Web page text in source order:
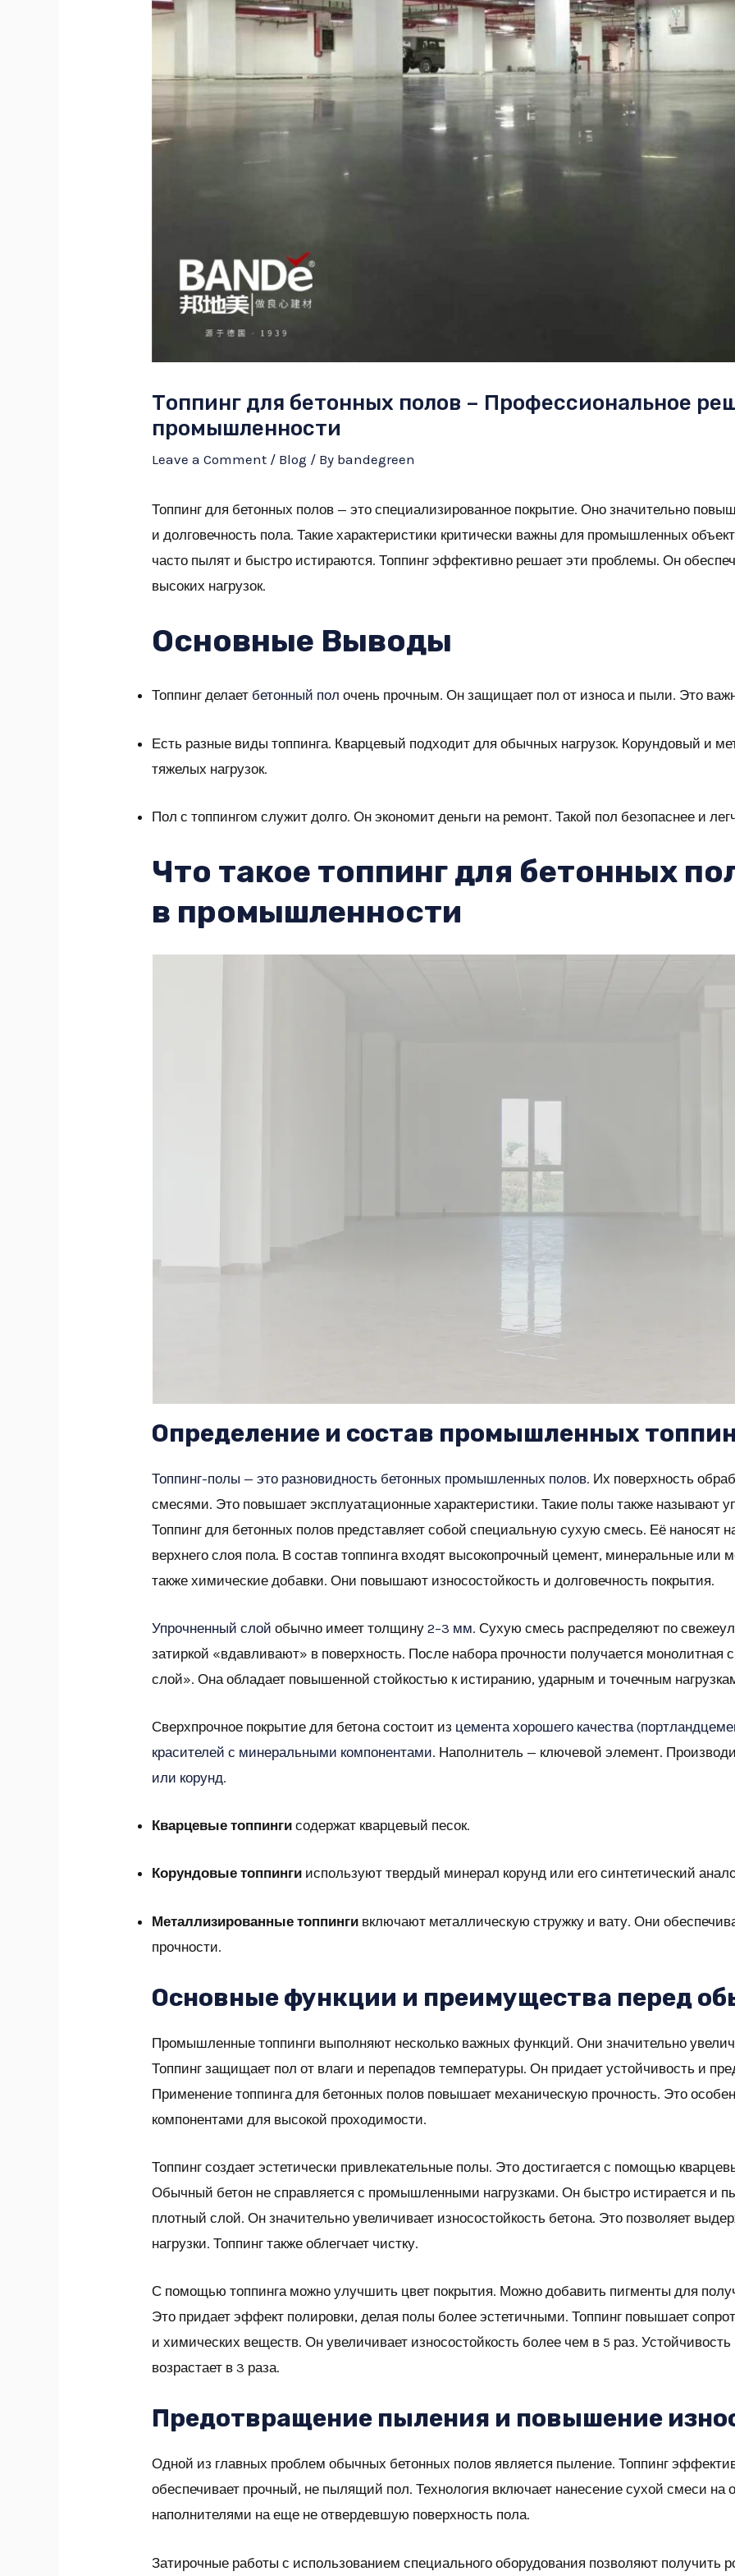
Топпинг для бетонных полов – Профессиональное
промышленности
Leave a Comment / Blog / By bandegreen
Топпинг для бетонных полов — это специализированное покрытие. Оно значительно
и долговечность пола. Такие характеристики критически важны для промышленных
часто пылят и быстро истираются. Топпинг эффективно решает эти проблемы. Он
высоких нагрузок.
Основные Выводы
Топпинг делает бетонный пол очень прочным. Он защищает пол от износа и пыли. Это
Есть разные виды топпинга. Кварцевый подходит для обычных нагрузок. Корундовый и
тяжелых нагрузок.
Пол с топпингом служит долго. Он экономит деньги на ремонт. Такой пол безопаснее и
Что такое топпинг для бетонных
в промышленности
Определение и состав промышленных
Топпинг-полы — это разновидность бетонных промышленных полов. Их поверхность
смесями. Это повышает эксплуатационные характеристики. Такие полы также называют
Топпинг для бетонных полов представляет собой специальную сухую смесь. Её наносят
верхнего слоя пола. В состав топпинга входят высокопрочный цемент, минеральные или
также химические добавки. Они повышают износостойкость и долговечность покрытия.
Упрочненный слой обычно имеет толщину2–3 мм. Сухую смесь распределяют по
затиркой «вдавливают» в поверхность. После набора прочности получается монолитная
слой». Она обладает повышенной стойкостью к истиранию, ударным и точечным
Сверхпрочное покрытие для бетона состоит из цемента хорошего качества
красителей с минеральными компонентами. Наполнитель — ключевой элемент.
или корунд.
Кварцевые топпинги содержат кварцевый песок.
Корундовые топпинги используют твердый минерал корунд или его синтетический
Металлизированные топпинги включают металлическую стружку и вату. Они
прочности.
Основные функции и преимущества перед
Промышленные топпинги выполняют несколько важных функций. Они значительно
Топпинг защищает пол от влаги и перепадов температуры. Он придает устойчивость и
Применение топпинга для бетонных полов повышает механическую прочность. Это
компонентами для высокой проходимости.
Топпинг создает эстетически привлекательные полы. Это достигается с помощью
Обычный бетон не справляется с промышленными нагрузками. Он быстро истирается и
плотный слой. Он значительно увеличивает износостойкость бетона. Это позволяет
нагрузки. Топпинг также облегчает чистку.
С помощью топпинга можно улучшить цвет покрытия. Можно добавить пигменты для
Это придает эффект полировки, делая полы более эстетичными. Топпинг повышает
и химических веществ. Он увеличивает износостойкость более чем в 5 раз.
возрастает в 3 раза.
Предотвращение пыления и повышение
Одной из главных проблем обычных бетонных полов является пыление. Топпинг
обеспечивает прочный, не пылящий пол. Технология включает нанесение сухой смеси на
наполнителями на еще не отвердевшую поверхность пола.
Затирочные работы с использованием специального оборудования позволяют получить